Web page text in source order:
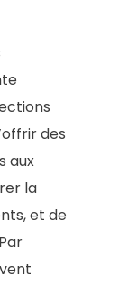
des
aux
la
et de